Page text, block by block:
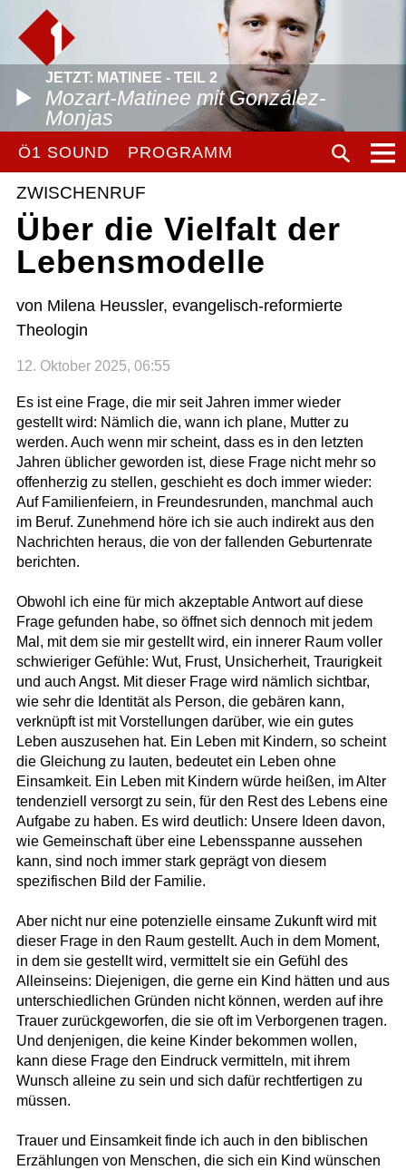
JETZT: MATINEE - TEIL 2
Mozart-Matinee mit González-
Monjas
Ö1 SOUND PROGRAMM
ZWISCHENRUF
Über die Vielfalt der
Lebensmodelle
von Milena Heussler, evangelisch-reformierte
Theologin
12. Oktober 2025, 06:55
Es ist eine Frage, die mir seit Jahren immer wieder
gestellt wird: Nämlich die, wann ich plane, Mutter zu
werden. Auch wenn mir scheint, dass es in den letzten
Jahren üblicher geworden ist, diese Frage nicht mehr so
offenherzig zu stellen, geschieht es doch immer wieder:
Auf Familienfeiern, in Freundesrunden, manchmal auch
im Beruf. Zunehmend höre ich sie auch indirekt aus den
Nachrichten heraus, die von der fallenden Geburtenrate
berichten.
Obwohl ich eine für mich akzeptable Antwort auf diese
Frage gefunden habe, so öffnet sich dennoch mit jedem
Mal, mit dem sie mir gestellt wird, ein innerer Raum voller
schwieriger Gefühle: Wut, Frust, Unsicherheit, Traurigkeit
und auch Angst. Mit dieser Frage wird nämlich sichtbar,
wie sehr die Identität als Person, die gebären kann,
verknüpft ist mit Vorstellungen darüber, wie ein gutes
Leben auszusehen hat. Ein Leben mit Kindern, so scheint
die Gleichung zu lauten, bedeutet ein Leben ohne
Einsamkeit. Ein Leben mit Kindern würde heißen, im Alter
tendenziell versorgt zu sein, für den Rest des Lebens eine
Aufgabe zu haben. Es wird deutlich: Unsere Ideen davon,
wie Gemeinschaft über eine Lebensspanne aussehen
kann, sind noch immer stark geprägt von diesem
spezifischen Bild der Familie.
Aber nicht nur eine potenzielle einsame Zukunft wird mit
dieser Frage in den Raum gestellt. Auch in dem Moment,
in dem sie gestellt wird, vermittelt sie ein Gefühl des
Alleinseins: Diejenigen, die gerne ein Kind hätten und aus
unterschiedlichen Gründen nicht können, werden auf ihre
Trauer zurückgeworfen, die sie oft im Verborgenen tragen.
Und denjenigen, die keine Kinder bekommen wollen,
kann diese Frage den Eindruck vermitteln, mit ihrem
Wunsch alleine zu sein und sich dafür rechtfertigen zu
müssen.
Trauer und Einsamkeit finde ich auch in den biblischen
Erzählungen von Menschen, die sich ein Kind wünschen